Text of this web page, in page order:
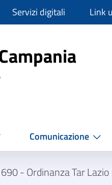
Servizi digitali Link
Comunicazione
690 - Ordinanza Tar